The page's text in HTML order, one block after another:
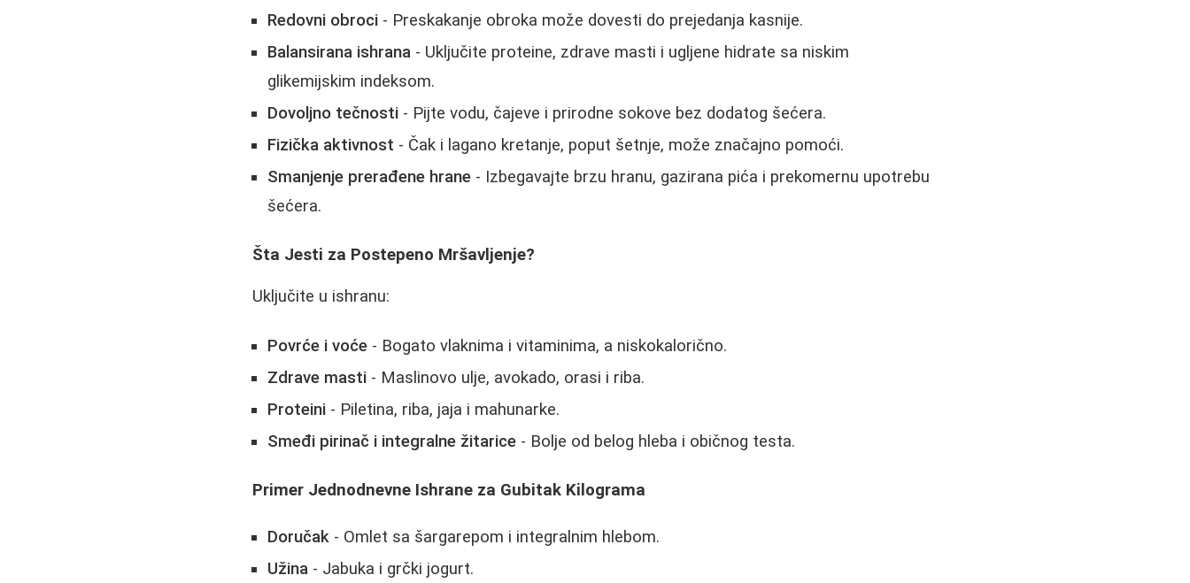
Redovni obroci - Preskakanje obroka može dovesti do prejedanja kasnije.
Balansirana ishrana - Uključite proteine, zdrave masti i ugljene hidrate sa niskim
glikemijskim indeksom.
Dovoljno tečnosti - Pijte vodu, čajeve i prirodne sokove bez dodatog šećera.
Fizička aktivnost - Čak i lagano kretanje, poput šetnje, može značajno pomoći.
Smanjenje prerađene hrane - Izbegavajte brzu hranu, gazirana pića i prekomernu upotrebu
šećera.
Šta Jesti za Postepeno Mršavljenje?
Uključite u ishranu:
Povrće i voće - Bogato vlaknima i vitaminima, a niskokalorično.
Zdrave masti - Maslinovo ulje, avokado, orasi i riba.
Proteini - Piletina, riba, jaja i mahunarke.
Smeđi pirinač i integralne žitarice - Bolje od belog hleba i običnog testa.
Primer Jednodnevne Ishrane za Gubitak Kilograma
Doručak - Omlet sa šargarepom i integralnim hlebom.
Užina - Jabuka i grčki jogurt.